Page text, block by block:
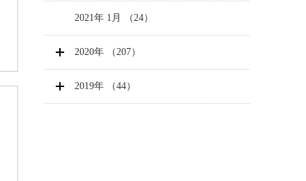
2021年 1月 （24）
2020年 （207）
2019年 （44）